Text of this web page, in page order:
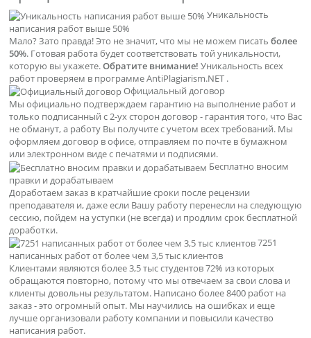
Уникальность
написания работ выше 50%
Мало? Зато правда! Это не значит, что мы не можем писать более
50%. Готовая работа будет соответствовать той уникальности,
которую вы укажете.Обратите внимание! Уникальность всех
работ проверяем в программе AntiPlagiarism.NET .
Официальный договор
Мы официально подтверждаем гарантию на выполнение работ и
только подписанный с 2-ух сторон договор - гарантия того, что Вас
не обманут, а работу Вы получите с учетом всех требований. Мы
оформляем договор в офисе, отправляем по почте в бумажном
или электронном виде с печатями и подписями.
Бесплатно вносим
правки и дорабатываем
Доработаем заказ в кратчайшие сроки после рецензии
преподавателя и, даже если Вашу работу перенесли на следующую
сессию, пойдем на уступки (не всегда) и продлим срок бесплатной
доработки.
7251
написанных работ от более чем 3,5 тыс клиентов
Клиентами являются более 3,5 тыс студентов 72% из которых
обращаются повторно, потому что мы отвечаем за свои слова и
клиенты довольны результатом. Написано более 8400 работ на
заказ - это огромный опыт. Мы научились на ошибках и еще
лучше организовали работу компании и повысили качество
написания работ.